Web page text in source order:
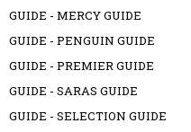
GUIDE - MERCY GUIDE
GUIDE - PENGUIN GUIDE
GUIDE - PREMIER GUIDE
GUIDE - SARAS GUIDE
GUIDE - SELECTION GUIDE